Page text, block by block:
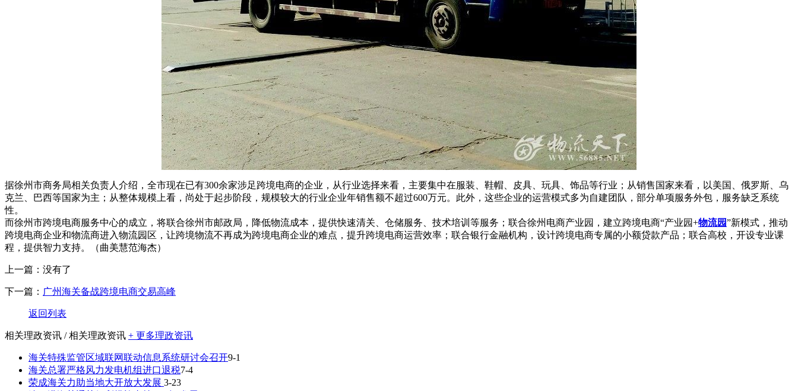
据徐州市商务局相关负责人介绍，全市现在已有300余家涉足跨境电商的企业，从行业选择来看，主要集中在服装、鞋帽、皮具、玩具、饰品等行业；从销售国家来看，以美国、俄罗斯、乌
克兰、巴西等国家为主；从整体规模上看，尚处于起步阶段，规模较大的行业企业年销售额不超过600万元。此外，这些企业的运营模式多为自建团队，部分单项服务外包，服务缺乏系统
性。
而徐州市跨境电商服务中心的成立，将联合徐州市邮政局，降低物流成本，提供快速清关、仓储服务、技术培训等服务；联合徐州电商产业园，建立跨境电商“产业园+物流园”新模式，推动
跨境电商企业和物流商进入物流园区，让跨境物流不再成为跨境电商企业的难点，提升跨境电商运营效率；联合银行金融机构，设计跨境电商专属的小额贷款产品；联合高校，开设专业课
程，提供智力支持。（曲美慧范海杰）
上一篇：没有了
下一篇： 广州海关备战跨境电商交易高峰
返回列表
相关理政资讯 / 相关理政资讯 + 更多理政资讯
海关特殊监管区域联网联动信息系统研讨会召开9-1
海关总署严格风力发电机组进口退税7-4
荣成海关力助当地大开放大发展 3-23